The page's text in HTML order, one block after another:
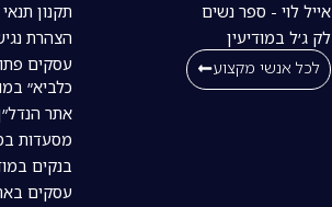
אייל לוי - ספר נשים
לק ג׳ל במודיעין
לכל אנשי מקצוע
תקנון
הצהרת
עסקים
כלביא״
אתר
מסעדות
בנקים
עסקים